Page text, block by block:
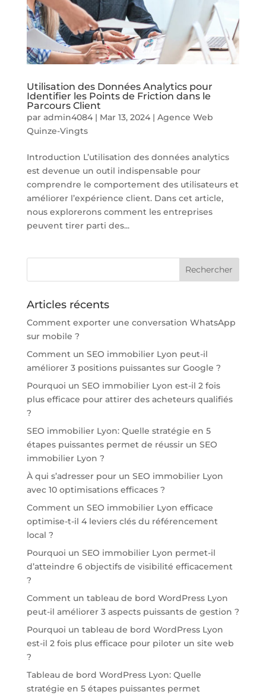
Utilisation des Données Analytics pour
Identifier les Points de Friction dans le
Parcours Client
par admin4084| Mar 13, 2024| Agence Web
Quinze-Vingts
Introduction L’utilisation des données analytics
est devenue un outil indispensable pour
comprendre le comportement des utilisateurs et
améliorer l’expérience client. Dans cet article,
nous explorerons comment les entreprises
peuvent tirer parti des...
Articles récents
Comment exporter une conversation WhatsApp
sur mobile ?
Comment un SEO immobilier Lyon peut-il
améliorer 3 positions puissantes sur Google ?
Pourquoi un SEO immobilier Lyon est-il 2 fois
plus efficace pour attirer des acheteurs qualifiés
?
SEO immobilier Lyon: Quelle stratégie en 5
étapes puissantes permet de réussir un SEO
immobilier Lyon ?
À qui s’adresser pour un SEO immobilier Lyon
avec 10 optimisations efficaces ?
Comment un SEO immobilier Lyon efficace
optimise-t-il 4 leviers clés du référencement
local ?
Pourquoi un SEO immobilier Lyon permet-il
d’atteindre 6 objectifs de visibilité efficacement
?
Comment un tableau de bord WordPress Lyon
peut-il améliorer 3 aspects puissants de gestion ?
Pourquoi un tableau de bord WordPress Lyon
est-il 2 fois plus efficace pour piloter un site web
?
Tableau de bord WordPress Lyon: Quelle
stratégie en 5 étapes puissantes permet